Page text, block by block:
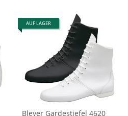
AUF LAGER
Bleyer Gardestiefel 4620